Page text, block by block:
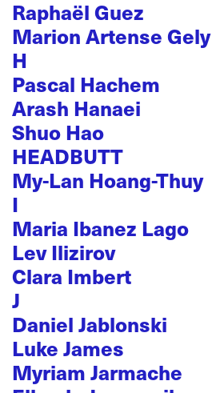
Raphaël Guez
Marion Artense Gely
H
Pascal Hachem
Arash Hanaei
Shuo Hao
HEADBUTT
My-Lan Hoang-Thuy
I
Maria Ibanez Lago
Lev Ilizirov
Clara Imbert
J
Daniel Jablonski
Luke James
Myriam Jarmache